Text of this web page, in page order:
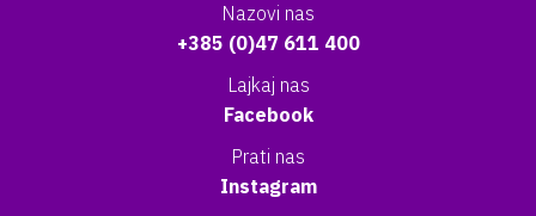
Nazovi nas
+385 (0)47 611 400
Lajkaj nas
Facebook
Prati nas
Instagram